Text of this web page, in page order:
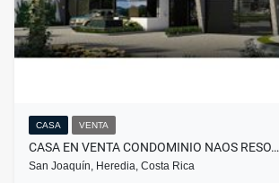
CASA VENTA
CASA EN VENTA CONDOMINIO NAOS RESO…
San Joaquín, Heredia, Costa Rica